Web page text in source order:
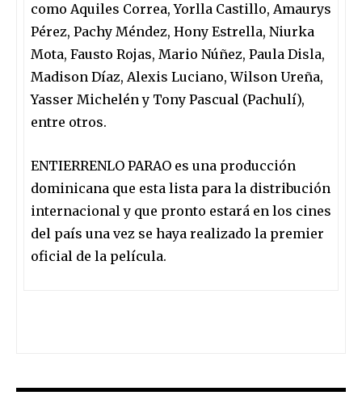
como Aquiles Correa, Yorlla Castillo, Amaurys
Pérez, Pachy Méndez, Hony Estrella, Niurka
Mota, Fausto Rojas, Mario Núñez, Paula Disla,
Madison Díaz, Alexis Luciano, Wilson Ureña,
Yasser Michelén y Tony Pascual (Pachulí),
entre otros.
ENTIERRENLO PARAO es una producción
dominicana que esta lista para la distribución
internacional y que pronto estará en los cines
del país una vez se haya realizado la premier
oficial de la película.